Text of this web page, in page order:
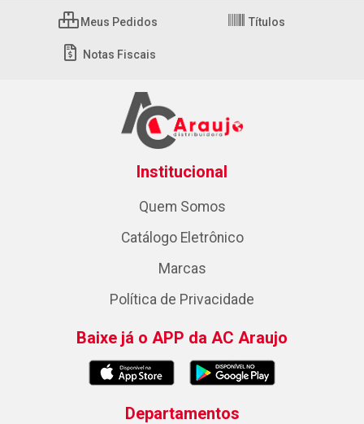
Meus Pedidos Títulos
Notas Fiscais
Institucional
Quem Somos
Catálogo Eletrônico
Marcas
Política de Privacidade
Baixe já o APP da AC Araujo
Departamentos